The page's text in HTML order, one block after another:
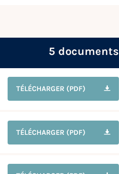
5 documents
TÉLÉCHARGER (PDF)
TÉLÉCHARGER (PDF)